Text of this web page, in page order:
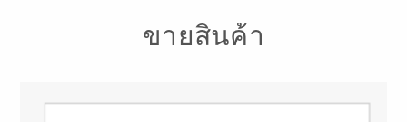
ขายสินค้า